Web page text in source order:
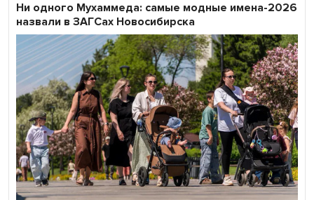
Ни одного Мухаммеда: самые модные имена-2026
назвали в ЗАГСах Новосибирска